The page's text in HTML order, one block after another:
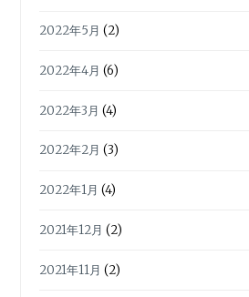
2022年5月 (2)
2022年4月 (6)
2022年3月 (4)
2022年2月 (3)
2022年1月 (4)
2021年12月 (2)
2021年11月 (2)